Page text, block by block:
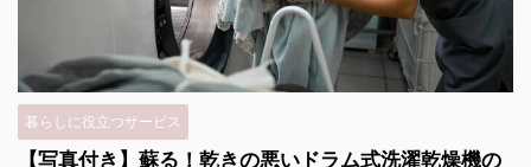
暮らしに役立つサービス
【写真付き】蘇る！乾きの悪いドラム式洗濯乾燥機の